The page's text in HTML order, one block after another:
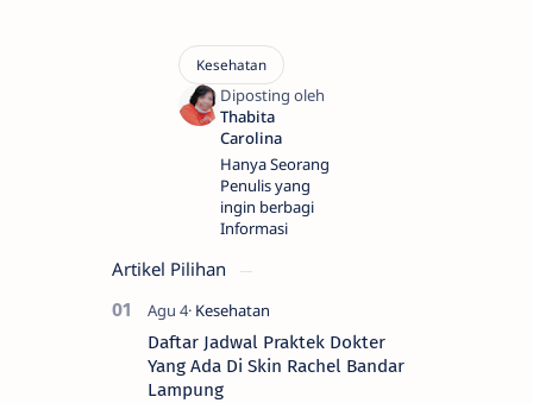
Hanya Seorang
Penulis yang
ingin berbagi
Informasi
Artikel Pilihan
Daftar Jadwal Praktek Dokter
Yang Ada Di Skin Rachel Bandar
Lampung